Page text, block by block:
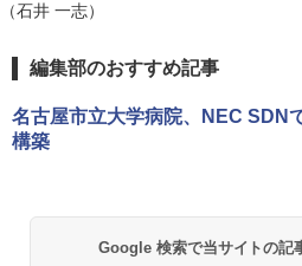
（石井 一志）
編集部のおすすめ記事
名古屋市立大学病院、NEC SDN
構築
Google 検索で当サイトの記